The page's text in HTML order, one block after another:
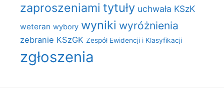
zaproszeniami tytuły uchwała KSzK
weteran wybory wyniki wyróżnienia
zebranie KSzGK Zespół Ewidencji i Klasyfikacji
zgłoszenia